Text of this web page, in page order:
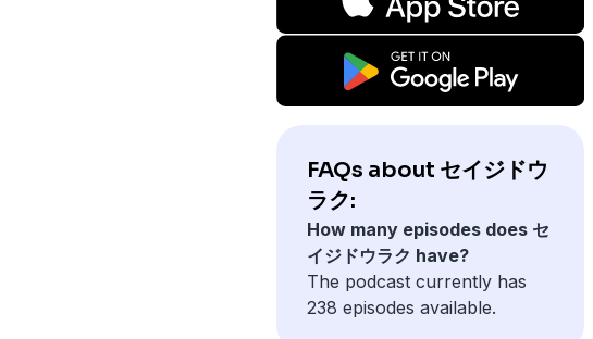
FAQs about セイジドウ
ラク:
How many episodes does セ
イジドウラク have?
The podcast currently has
238 episodes available.